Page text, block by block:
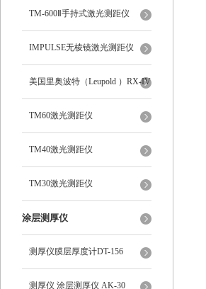
TM-600Ⅱ手持式激光测距仪
IMPULSE无棱镜激光测距仪
美国里奥波特（Leupold ）RX-IV
8倍数字式激光测距仪62840
TM60激光测距仪
TM40激光测距仪
TM30激光测距仪
涂层测厚仪
测厚仪膜层厚度计DT-156
测厚仪 涂层测厚仪 AK-30